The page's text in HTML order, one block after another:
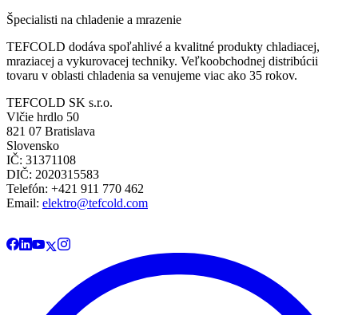
Špecialisti na chladenie a mrazenie
TEFCOLD dodáva spoľahlivé a kvalitné produkty chladiacej,
mraziacej a vykurovacej techniky. Veľkoobchodnej distribúcii
tovaru v oblasti chladenia sa venujeme viac ako 35 rokov.
TEFCOLD SK s.r.o.
Vlčie hrdlo 50
821 07 Bratislava
Slovensko
IČ: 31371108
DIČ: 2020315583
Telefón: +421 911 770 462
Email: elektro@tefcold.com